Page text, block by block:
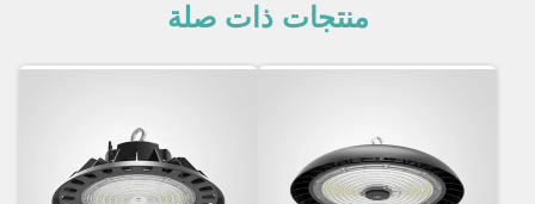
منتجات ذات صلة